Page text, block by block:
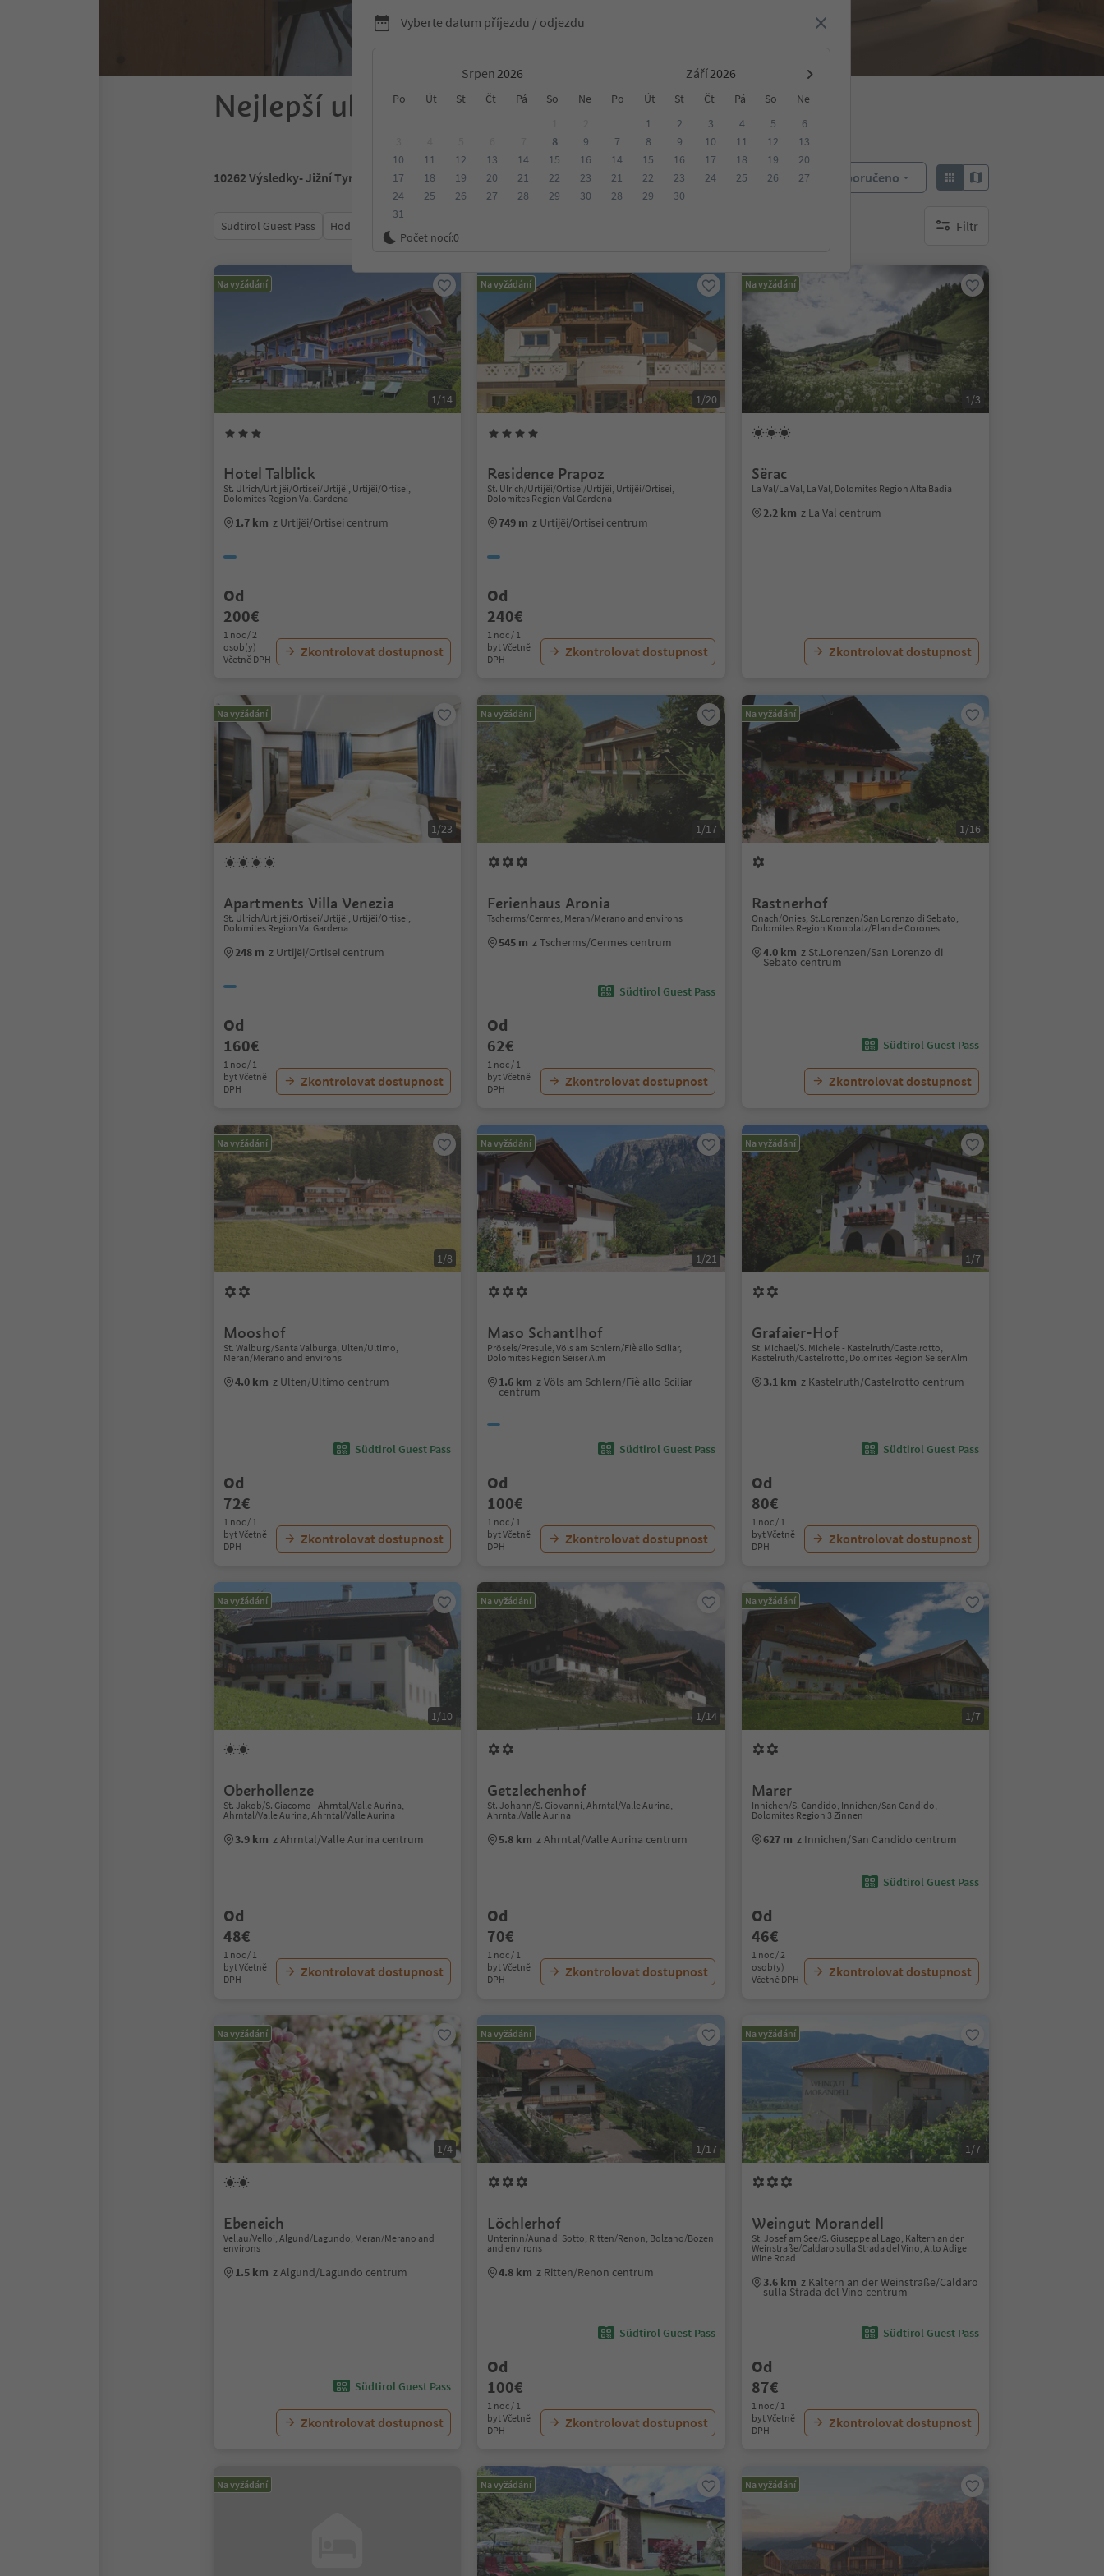
Vyberte datum příjezdu / odjezdu
Srpen Září
Po Út St Čt Pá So Ne Po Út St Čt Pá So
Ne
8
9
10
11 12 13 14 15
16
17
18 19 20 21 22
23
24
25 26 27 28 29
30
31
1 2 3 4 5
6
7
8 9 10 11 12
13
14
15 16 17 18 19
20
21
22 23 24 25 26
27
28
29 30
Počet nocí:0
Nejlepší ubytování v Jižním Tyrolsku
10262Výsledky- Jižní Tyrolsko Objednat: Doporučeno
Südtirol Guest Pass Hodnocení Filtr
brak aktywnych filtrów
Na vyžádání
1/14
Hotel Talblick
St. Ulrich/Urtijëi/Ortisei/Urtijëi, Urtijëi/Ortisei,
Dolomites Region Val Gardena
1.7 km z Urtijëi/Ortisei centrum
Od
200€
1 noc / 2
osob(y)
Včetně DPH
Zkontrolovat dostupnost
Na vyžádání
1/20
Residence Prapoz
St. Ulrich/Urtijëi/Ortisei/Urtijëi, Urtijëi/Ortisei,
Dolomites Region Val Gardena
749 m z Urtijëi/Ortisei centrum
Od
240€
1 noc / 1
byt Včetně
DPH
Zkontrolovat dostupnost
Na vyžádání
1/3
Sërac
La Val/La Val, La Val, Dolomites Region Alta Badia
2.2 km z La Val centrum
Zkontrolovat dostupnost
Na vyžádání
1/23
Apartments Villa Venezia
St. Ulrich/Urtijëi/Ortisei/Urtijëi, Urtijëi/Ortisei,
Dolomites Region Val Gardena
248 m z Urtijëi/Ortisei centrum
Od
160€
1 noc / 1
byt Včetně
DPH
Zkontrolovat dostupnost
Na vyžádání
1/17
Ferienhaus Aronia
Tscherms/Cermes, Meran/Merano and environs
545 m z Tscherms/Cermes centrum
Südtirol Guest Pass
Od
62€
1 noc / 1
byt Včetně
DPH
Zkontrolovat dostupnost
Na vyžádání
1/16
Rastnerhof
Onach/Onies, St.Lorenzen/San Lorenzo di Sebato,
Dolomites Region Kronplatz/Plan de Corones
4.0 km z St.Lorenzen/San Lorenzo di
Sebato centrum
Südtirol Guest Pass
Zkontrolovat dostupnost
Na vyžádání
1/8
Mooshof
St. Walburg/Santa Valburga, Ulten/Ultimo,
Meran/Merano and environs
4.0 km z Ulten/Ultimo centrum
Südtirol Guest Pass
Od
72€
1 noc / 1
byt Včetně
DPH
Zkontrolovat dostupnost
Na vyžádání
1/21
Maso Schantlhof
Prösels/Presule, Völs am Schlern/Fiè allo Sciliar,
Dolomites Region Seiser Alm
1.6 km z Völs am Schlern/Fiè allo Sciliar
centrum
Südtirol Guest Pass
Od
100€
1 noc / 1
byt Včetně
DPH
Zkontrolovat dostupnost
Na vyžádání
1/7
Grafaier-Hof
St. Michael/S. Michele - Kastelruth/Castelrotto,
Kastelruth/Castelrotto, Dolomites Region Seiser Alm
3.1 km z Kastelruth/Castelrotto centrum
Südtirol Guest Pass
Od
80€
1 noc / 1
byt Včetně
DPH
Zkontrolovat dostupnost
Na vyžádání
1/10
Oberhollenze
St. Jakob/S. Giacomo - Ahrntal/Valle Aurina,
Ahrntal/Valle Aurina, Ahrntal/Valle Aurina
3.9 km z Ahrntal/Valle Aurina centrum
Od
48€
1 noc / 1
byt Včetně
DPH
Zkontrolovat dostupnost
Na vyžádání
1/14
Getzlechenhof
St. Johann/S. Giovanni, Ahrntal/Valle Aurina,
Ahrntal/Valle Aurina
5.8 km z Ahrntal/Valle Aurina centrum
Od
70€
1 noc / 1
byt Včetně
DPH
Zkontrolovat dostupnost
Na vyžádání
1/7
Marer
Innichen/S. Candido, Innichen/San Candido,
Dolomites Region 3 Zinnen
627 m z Innichen/San Candido centrum
Südtirol Guest Pass
Od
46€
1 noc / 2
osob(y)
Včetně DPH
Zkontrolovat dostupnost
Na vyžádání
1/4
Ebeneich
Vellau/Velloi, Algund/Lagundo, Meran/Merano and
environs
1.5 km z Algund/Lagundo centrum
Südtirol Guest Pass
Zkontrolovat dostupnost
Na vyžádání
1/17
Löchlerhof
Unterinn/Auna di Sotto, Ritten/Renon, Bolzano/Bozen
and environs
4.8 km z Ritten/Renon centrum
Südtirol Guest Pass
Od
100€
1 noc / 1
byt Včetně
DPH
Zkontrolovat dostupnost
Na vyžádání
1/7
Weingut Morandell
St. Josef am See/S. Giuseppe al Lago, Kaltern an der
Weinstraße/Caldaro sulla Strada del Vino, Alto Adige
Wine Road
3.6 km z Kaltern an der Weinstraße/Caldaro
sulla Strada del Vino centrum
Südtirol Guest Pass
Od
87€
1 noc / 1
byt Včetně
DPH
Zkontrolovat dostupnost
Na vyžádání Na vyžádání Na vyžádání